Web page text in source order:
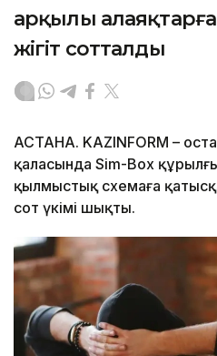
арқылы
жігіт сотталды
АСТАНА. KAZINFORM –
қаласында Sim-Box
қылмыстық схемаға
сот үкімі шықты.